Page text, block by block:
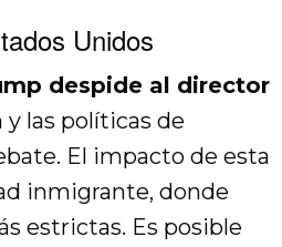
Unidos
despide al director
las políticas de
El impacto de esta
inmigrante, donde
estrictas. Es posible